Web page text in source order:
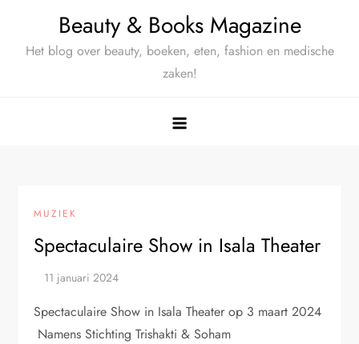
Beauty & Books Magazine
Het blog over beauty, boeken, eten, fashion en medische
zaken!
MUZIEK
Spectaculaire Show in Isala Theater
Spectaculaire Show in Isala Theater op 3 maart 2024
Namens Stichting Trishakti & Soham